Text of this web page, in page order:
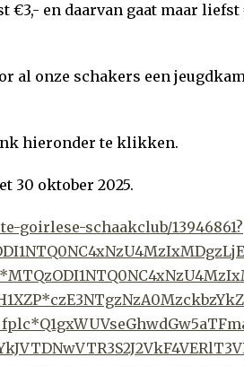
€3,- en daarvan gaat maar liefst
al onze schakers een
hieronder te klikken.
30 oktober 2025.
goirlese-schaakclub/13946861?